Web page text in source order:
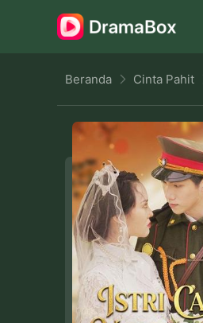
Beranda Cinta Pahit